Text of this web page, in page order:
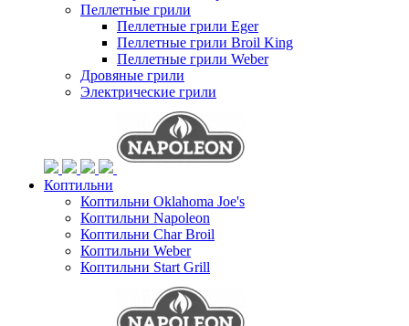
Пеллетные грили
Пеллетные грили Eger
Пеллетные грили Broil King
Пеллетные грили Weber
Дровяные грили
Электрические грили
Коптильни
Коптильни Oklahoma Joe's
Коптильни Napoleon
Коптильни Char Broil
Коптильни Weber
Коптильни Start Grill